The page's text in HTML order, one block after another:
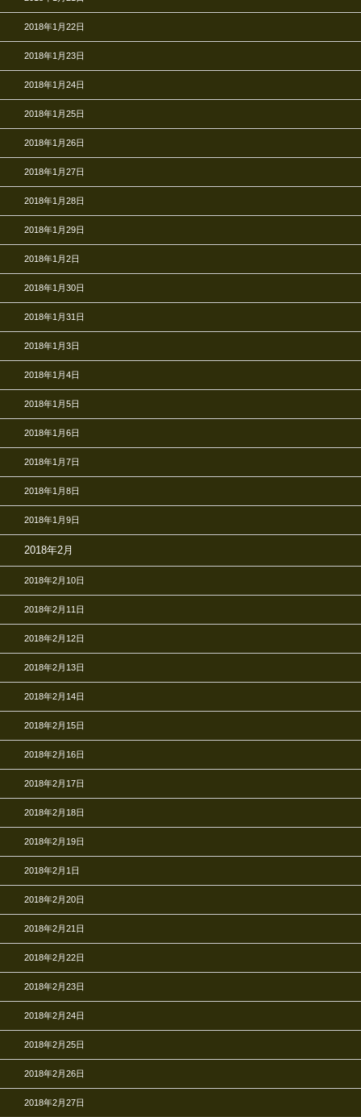
2018年1月22日
2018年1月23日
2018年1月24日
2018年1月25日
2018年1月26日
2018年1月27日
2018年1月28日
2018年1月29日
2018年1月2日
2018年1月30日
2018年1月31日
2018年1月3日
2018年1月4日
2018年1月5日
2018年1月6日
2018年1月7日
2018年1月8日
2018年1月9日
2018年2月
2018年2月10日
2018年2月11日
2018年2月12日
2018年2月13日
2018年2月14日
2018年2月15日
2018年2月16日
2018年2月17日
2018年2月18日
2018年2月19日
2018年2月1日
2018年2月20日
2018年2月21日
2018年2月22日
2018年2月23日
2018年2月24日
2018年2月25日
2018年2月26日
2018年2月27日